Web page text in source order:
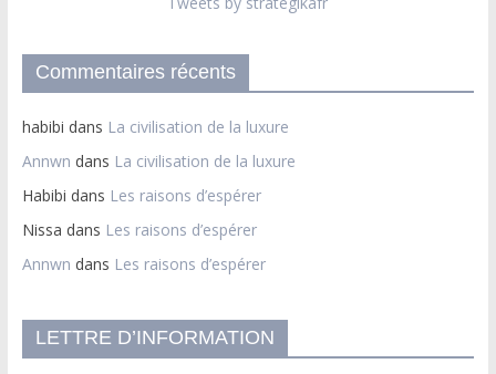
Commentaires récents
habibi dans La civilisation de la luxure
Annwn dans La civilisation de la luxure
Habibi dans Les raisons d’espérer
Nissa dans Les raisons d’espérer
Annwn dans Les raisons d’espérer
LETTRE D’INFORMATION